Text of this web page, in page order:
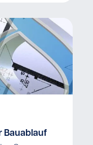
Bauablauf